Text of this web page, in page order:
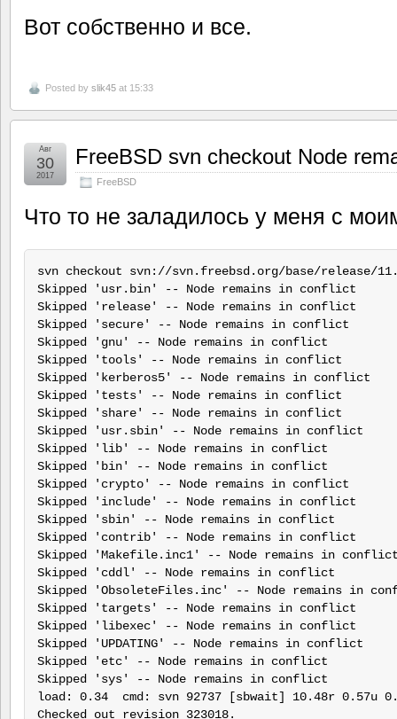
Вот собственно и все.
Posted by slik45 at 15:33
FreeBSD svn checkout Node
FreeBSD
Авг
30
2017
Что то не заладилось у меня с
svn checkout svn://svn.freebsd.org/base/release/
Skipped 'usr.bin' -- Node remains in conflict
Skipped 'release' -- Node remains in conflict
Skipped 'secure' -- Node remains in conflict
Skipped 'gnu' -- Node remains in conflict
Skipped 'tools' -- Node remains in conflict
Skipped 'kerberos5' -- Node remains in conflict
Skipped 'tests' -- Node remains in conflict
Skipped 'share' -- Node remains in conflict
Skipped 'usr.sbin' -- Node remains in conflict
Skipped 'lib' -- Node remains in conflict
Skipped 'bin' -- Node remains in conflict
Skipped 'crypto' -- Node remains in conflict
Skipped 'include' -- Node remains in conflict
Skipped 'sbin' -- Node remains in conflict
Skipped 'contrib' -- Node remains in conflict
Skipped 'Makefile.inc1' -- Node remains in
Skipped 'cddl' -- Node remains in conflict
Skipped 'ObsoleteFiles.inc' -- Node remains in
Skipped 'targets' -- Node remains in conflict
Skipped 'libexec' -- Node remains in conflict
Skipped 'UPDATING' -- Node remains in conflict
Skipped 'etc' -- Node remains in conflict
Skipped 'sys' -- Node remains in conflict
load: 0.34  cmd: svn 92737 [sbwait] 10.48r 0.57u